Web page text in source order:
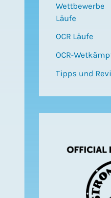
Wettbewerbe
Läufe
OCR Läufe
OCR-
Tipps und